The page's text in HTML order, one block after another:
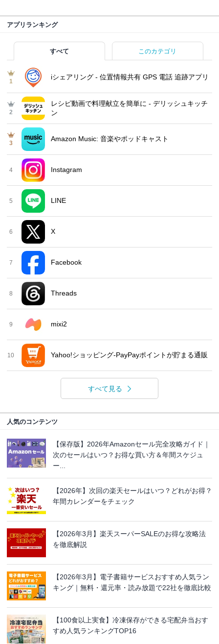
アプリランキング
すべて このカテゴリ
1
iシェアリング - 位置情報共有 GPS 電話 追跡アプリ
2
レシピ動画で料理献立を簡単‪に - デリッシュキッチ
ン
3
Amazon Music: 音楽やポッドキャスト
4 Instagram
5 LINE
6 X
7 Facebook
8 Threads
9 mixi2
10 Yahoo!ショッピング-PayPayポイントが貯まる通販
すべて見る
人気のコンテンツ
【保存版】2026年Amazonセール完全攻略ガイド｜
次のセールはいつ？お得な買い方＆年間スケジュ
ー...
【2026年】次回の楽天セールはいつ？どれがお得？
年間カレンダーをチェック
【2026年3月】楽天スーパーSALEのお得な攻略法
を徹底解説
【2026年3月】電子書籍サービスおすすめ人気ラン
キング｜無料・還元率・読み放題で22社を徹底比較
【100食以上実食】冷凍保存ができる宅配弁当おす
すめ人気ランキングTOP16